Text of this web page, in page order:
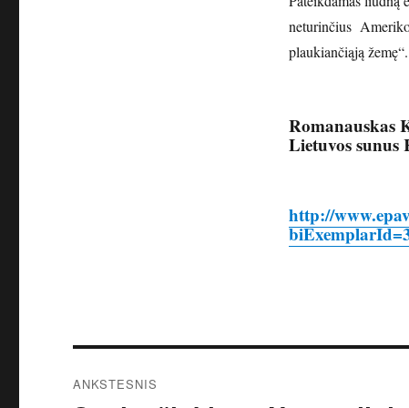
neturinčius
plaukiančiąją žemę“.
Romanauskas
Lietuvos
http://
ANKSTESNIS